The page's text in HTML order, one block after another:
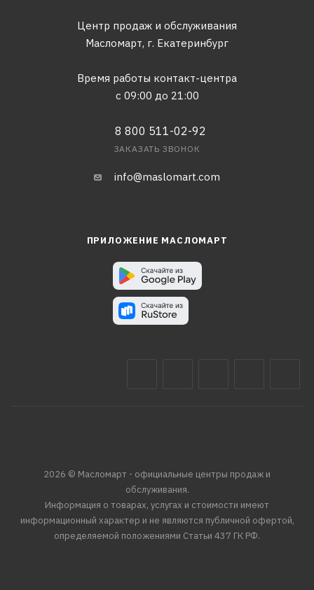
Центр продаж и обслуживания
Масломарт, г. Екатеринбург
Время работы контакт-центра
с 09:00 до 21:00
8 800 511-02-92
ЗАКАЗАТЬ ЗВОНОК
info@maslomart.com
ПРИЛОЖЕНИЕ МАСЛОМАРТ
2026 © Масломарт - официальные центры продаж и
обслуживания.
Информация о товарах, услугах и стоимости имеют
информационный характер и не являются публичной офертой,
определяемой положениями Статьи 437 ГК РФ.